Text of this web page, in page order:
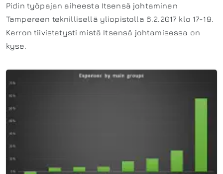
Pidin työpajan aiheesta Itsensä johtaminen
Tampereen teknillisellä yliopistolla 6.2.2017 klo 17-19.
Kerron tiivistetysti mistä Itsensä johtamisessa on
kyse.